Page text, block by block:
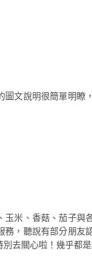
圖文說明很簡單明瞭
玉米、香菇、茄子與
務，聽說有部分朋友
別去關心啦！幾乎都是